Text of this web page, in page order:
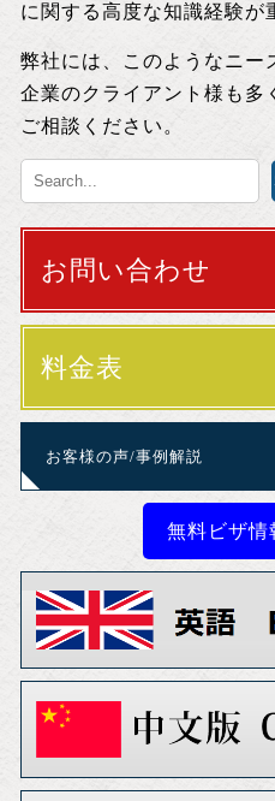
に関する高度な知識経験が
弊社には、このようなニー
企業のクライアント様も多
ご相談ください。
お問い合わせ
料金表
お客様の声/事例解説
無料ビザ情